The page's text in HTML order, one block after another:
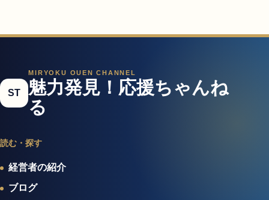
ST
MIRYOKU OUEN CHANNEL
魅力発見！応援ちゃんね
る
読む・探す
経営者の紹介
ブログ